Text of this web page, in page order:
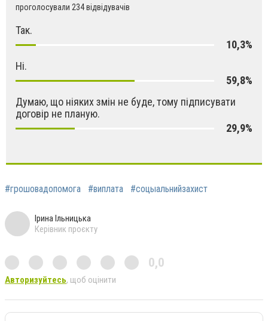
проголосували 234 відвідувачів
Так.
10,3%
Ні.
59,8%
Думаю, що ніяких змін не буде, тому підписувати
договір не планую.
29,9%
#грошовадопомога #виплата #соцыальнийзахист
Ірина Ільницька
Керівник проєкту
0,0
Авторизуйтесь, щоб оцінити